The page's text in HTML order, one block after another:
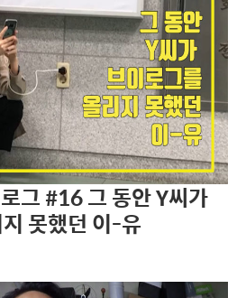
그 #16 그 동안 Y씨가
못했던 이-유